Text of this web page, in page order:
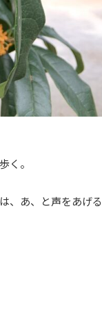
く。
、あ、と声をあげ